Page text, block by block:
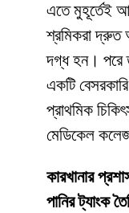
এতে মুহূর্তেই
শ্রমিকরা
দগ্ধ হন। পরে
একটি
প্রাথমিক
মেডিকেল
কারখানার
পানির ট্যাংক